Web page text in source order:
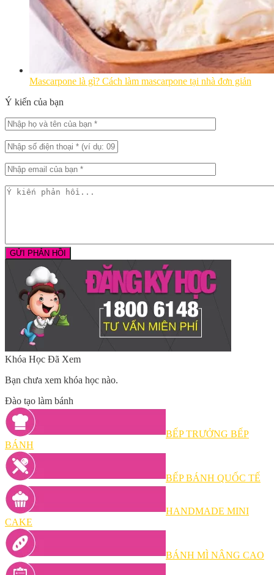
Mascarpone là gì? Cách làm mascarpone tại nhà đơn giản
Ý kiến của bạn
Khóa Học Đã Xem
Bạn chưa xem khóa học nào.
Đào tạo làm bánh
BẾP TRƯỞNG BẾP
BÁNH
BẾP BÁNH QUỐC TẾ
HANDMADE MINI
CAKE
BÁNH MÌ NÂNG CAO